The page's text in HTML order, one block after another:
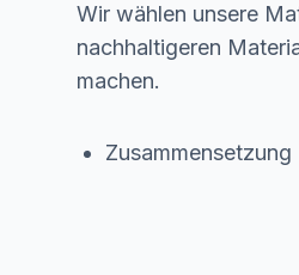
Wir wählen unsere
nachhaltigeren
machen.